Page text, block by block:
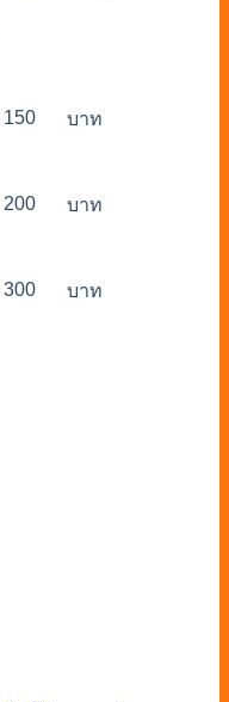
150 บาท
200 บาท
300 บาท